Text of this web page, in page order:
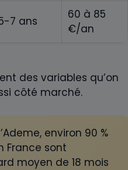
7 ans
60 à 85
€/an
des variables qu’on
côté marché.
environ 90 %
France sont
moyen de 18 mois